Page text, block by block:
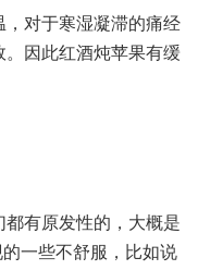
，对于寒湿凝滞的痛经
因此红酒炖苹果有缓
有原发性的，大概是
一些不舒服，比如说